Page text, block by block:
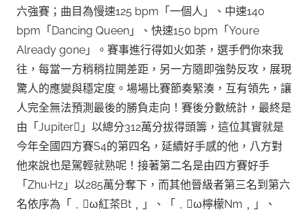
六強賽；曲目為慢速125 bpm「一個人」、中速140
bpm「Dancing Queen」、快速150 bpm「Youre
Already gone」。賽事進行得如火如荼，選手們你來我
往，每當一方稍稍拉開差距，另一方隨即強勢反攻，展現
驚人的應變與穩定度。場場比賽節奏緊湊，互有領先，讓
人完全無法預測最後的勝負走向！賽後分數統計，最終是
由「Jupiter」以總分312萬分拔得頭籌，這位其實就是
今年全國四方賽S4的第四名，延續好手感的他，八方對
他來說也是駕輕就熟呢！接著第二名是由四方賽好手
「Zhu·Hz」以285萬分奪下，而其他晉級者第三名到第六
名依序為「﹒ω紅茶Bt﹐」、「﹒ω檸檬Nm﹐」、